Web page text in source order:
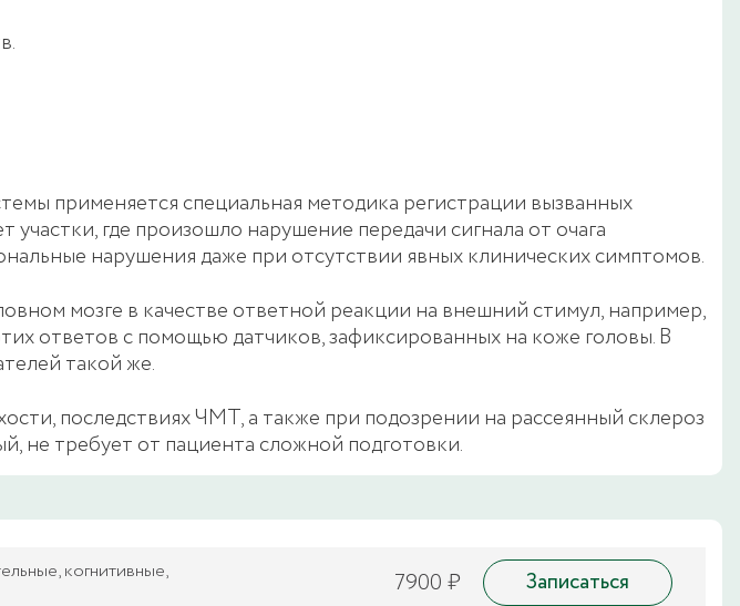
применяется специальная методика регистрации вызванных
где произошло нарушение передачи сигнала от очага
нарушения даже при отсутствии явных клинических симптомов.
мозге в качестве ответной реакции на внешний стимул, например,
ответов с помощью датчиков, зафиксированных на коже головы. В
такой же.
последствиях ЧМТ, а также при подозрении на рассеянный склероз
не требует от пациента сложной подготовки.
когнитивные,
7900 ₽ Записаться